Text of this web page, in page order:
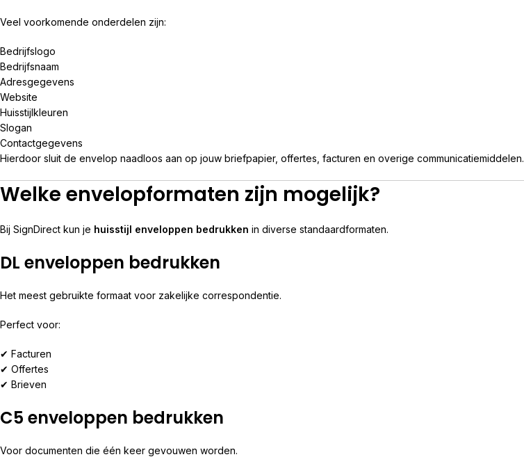
Veel voorkomende onderdelen zijn:
Bedrijfslogo
Bedrijfsnaam
Adresgegevens
Website
Huisstijlkleuren
Slogan
Contactgegevens
Hierdoor sluit de envelop naadloos aan op jouw briefpapier, offertes, facturen en overige communicatiemiddelen.
Welke envelopformaten zijn mogelijk?
Bij SignDirect kun je huisstijl enveloppen bedrukken in diverse standaardformaten.
DL enveloppen bedrukken
Het meest gebruikte formaat voor zakelijke correspondentie.
Perfect voor:
✔ Facturen
✔ Offertes
✔ Brieven
C5 enveloppen bedrukken
Voor documenten die één keer gevouwen worden.